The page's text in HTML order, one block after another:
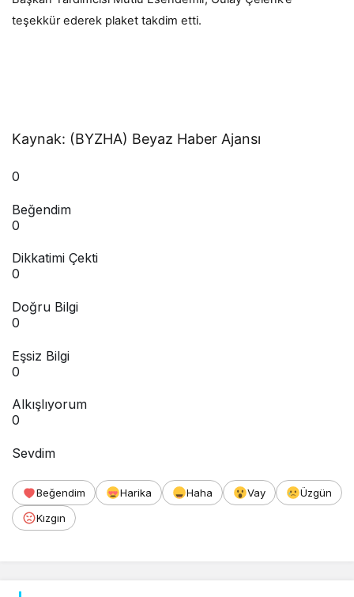
teşekkür ederek plaket takdim etti.
Kaynak: (BYZHA) Beyaz Haber Ajansı
0
Beğendim
0
Dikkatimi Çekti
0
Doğru Bilgi
0
Eşsiz Bilgi
0
Alkışlıyorum
0
Sevdim
Beğendim Harika Haha Vay
Üzgün
Kızgın